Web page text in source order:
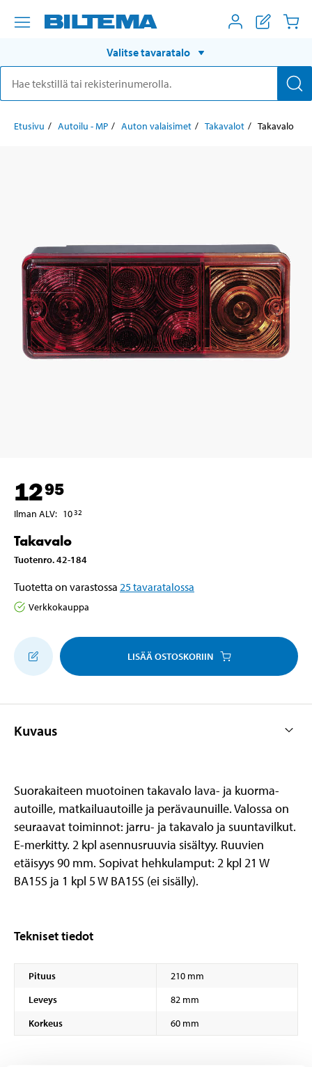
Valitse tavaratalo
Etusivu Autoilu - MP Auton valaisimet Takavalot Takavalo
1295
Ilman ALV: 1032
Takavalo
Tuotenro.42-184
Tuotetta on varastossa 25tavaratalossa
Verkkokauppa
LISÄÄ OSTOSKORIIN
Kuvaus
Suorakaiteen muotoinen takavalo lava- ja kuorma-
autoille, matkailuautoille ja perävaunuille. Valossa on
seuraavat toiminnot: jarru- ja takavalo ja suuntavilkut.
E-merkitty. 2 kpl asennusruuvia sisältyy. Ruuvien
etäisyys 90 mm. Sopivat hehkulamput: 2 kpl 21 W
BA15S ja 1 kpl 5 W BA15S (ei sisälly).
Tekniset tiedot
Pituus
210 mm
Leveys
82 mm
Korkeus
60 mm